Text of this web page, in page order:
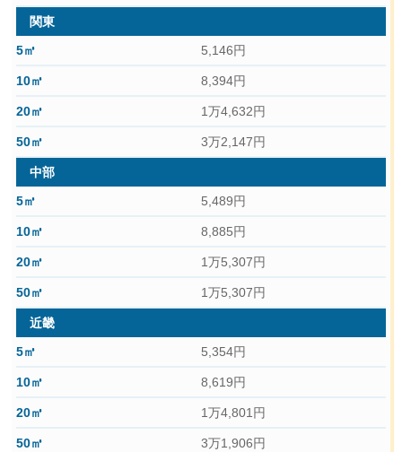
関東
5,146円
8,394円
1万4,632円
3万2,147円
中部
5,489円
8,885円
1万5,307円
1万5,307円
近畿
5,354円
8,619円
1万4,801円
3万1,906円